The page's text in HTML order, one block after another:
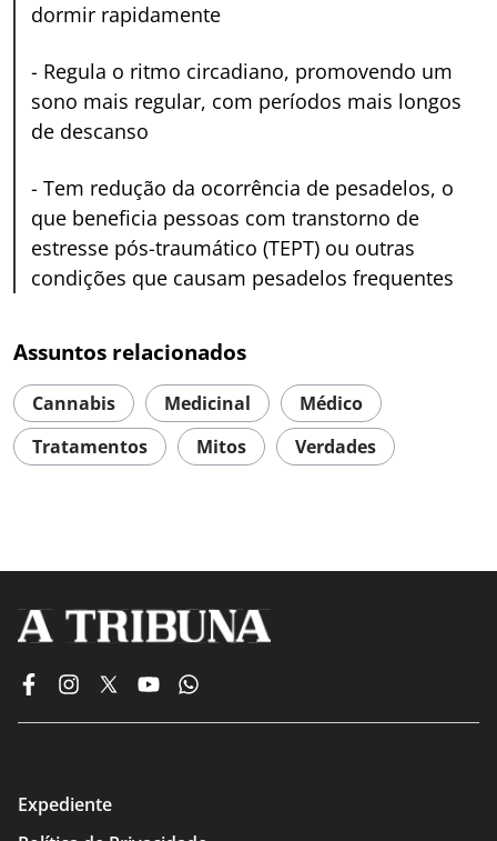
dormir rapidamente
- Regula o ritmo circadiano, promovendo um
sono mais regular, com períodos mais longos
de descanso
- Tem redução da ocorrência de pesadelos, o
que beneficia pessoas com transtorno de
estresse pós-traumático (TEPT) ou outras
condições que causam pesadelos frequentes
Assuntos relacionados
Cannabis Medicinal
Médico
Tratamentos
Mitos Verdades
Expediente